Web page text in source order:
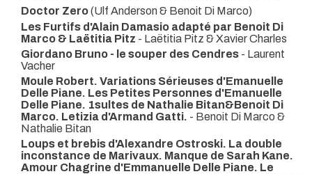
Doctor Zero(Ulf Anderson & Benoit Di Marco)
Les Furtifs d'Alain Damasio adapté par Benoit Di
Marco & Laëtitia Pitz - Laëtitia Pitz & Xavier Charles
Giordano Bruno - le souper des Cendres - Laurent
Vacher
Moule Robert. Variations Sérieuses d'Emanuelle
Delle Piane. Les Petites Personnes d'Emanuelle
Delle Piane. 1sultes de Nathalie Bitan&Benoit Di
Marco. Letizia d'Armand Gatti. - Benoit Di Marco &
Nathalie Bitan
Loups et brebis d'Alexandre Ostroski. La double
inconstance de Marivaux. Manque de Sarah Kane.
Amour Chagrine d'Emmanuelle Delle Piane. Le